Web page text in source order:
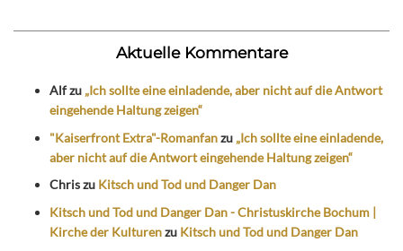
Aktuelle Kommentare
Alfzu „Ich sollte eine einladende, aber nicht auf die Antwort
eingehende Haltung zeigen“
"Kaiserfront Extra"-Romanfanzu „Ich sollte eine einladende,
aber nicht auf die Antwort eingehende Haltung zeigen“
Chriszu Kitsch und Tod und Danger Dan
Kitsch und Tod und Danger Dan - Christuskirche Bochum |
Kirche der Kulturenzu Kitsch und Tod und Danger Dan